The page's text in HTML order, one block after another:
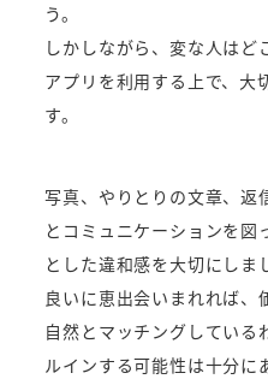
う。
しかしながら、変な人は
アプリを利用する上で、大
す。
写真、やりとりの文章、返
とコミュニケーションを図
とした違和感を大切にしま
良いに恵出会いまれれば、
自然とマッチングしている
ルインする可能性は十分に